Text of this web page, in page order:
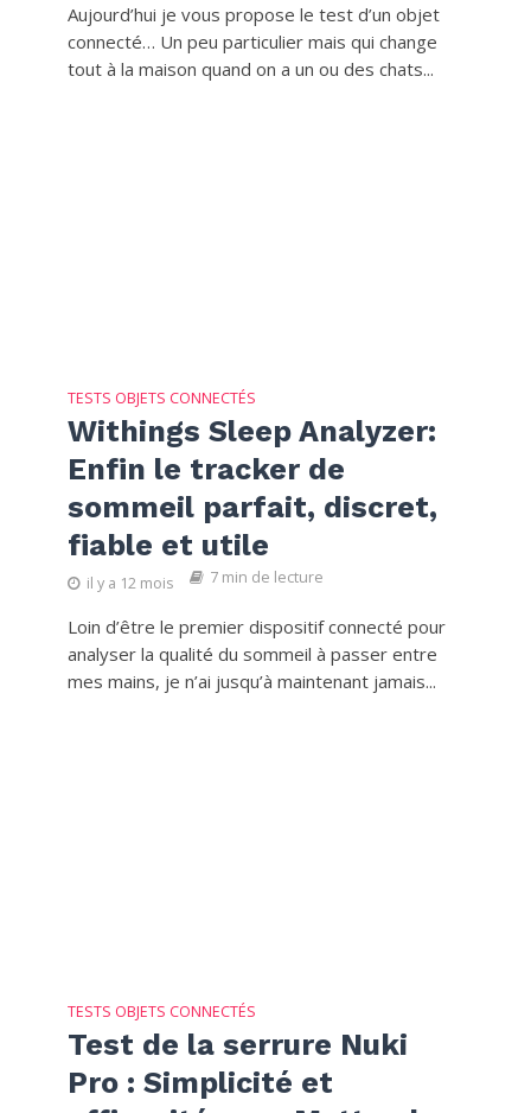
Aujourd’hui je vous propose le test d’un objet
connecté… Un peu particulier mais qui change
tout à la maison quand on a un ou des chats...
TESTS OBJETS CONNECTÉS
Withings Sleep Analyzer:
Enfin le tracker de
sommeil parfait, discret,
fiable et utile
il y a 12 mois 7 min de lecture
Loin d’être le premier dispositif connecté pour
analyser la qualité du sommeil à passer entre
mes mains, je n’ai jusqu’à maintenant jamais...
TESTS OBJETS CONNECTÉS
Test de la serrure Nuki
Pro : Simplicité et